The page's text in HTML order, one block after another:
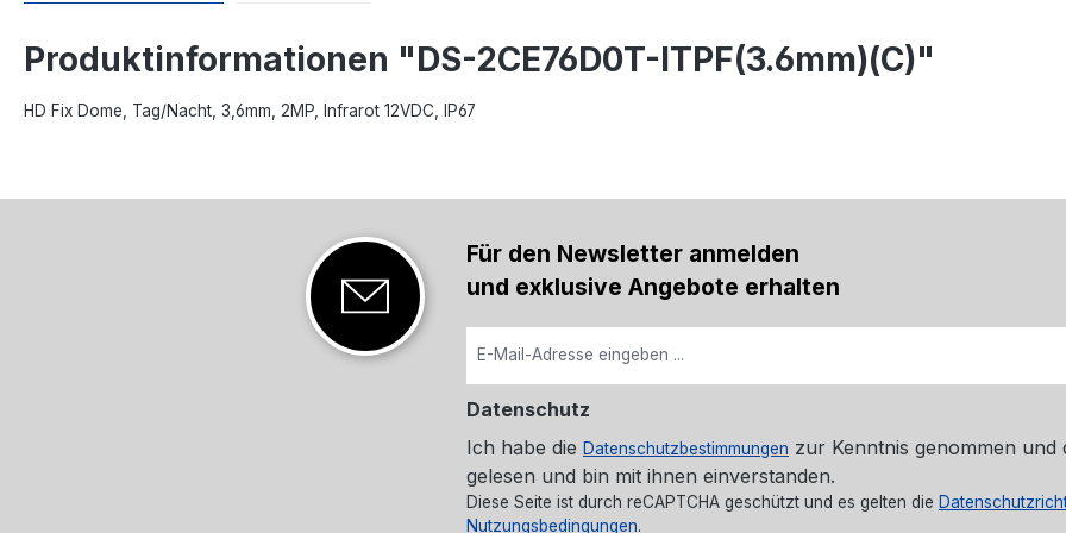
Produktinformationen "DS-2CE76D0T-ITPF(3.6mm)(C)"
HD Fix Dome, Tag/Nacht, 3,6mm, 2MP, Infrarot 12VDC, IP67
Für den Newsletter anmelden
und exklusive Angebote erhalten
Datenschutz
Ich habe die Datenschutzbestimmungen zur Kenntnis genommen und
gelesen und bin mit ihnen einverstanden.
Diese Seite ist durch reCAPTCHA geschützt und es gelten die
Nutzungsbedingungen.